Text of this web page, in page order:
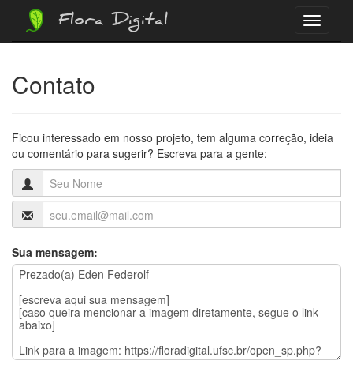
Menu
Flora Digital
Contato
Ficou interessado em nosso projeto, tem alguma correção, ideia
ou comentário para sugerir? Escreva para a gente:
Sua mensagem: